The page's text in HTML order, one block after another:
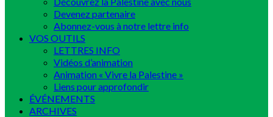
Devenez partenaire
Abonnez-vous à notre lettre info
VOS OUTILS
LETTRES INFO
Vidéos d’animation
Animation « Vivre la Palestine »
Liens pour approfondir
ÉVÉNEMENTS
ARCHIVES